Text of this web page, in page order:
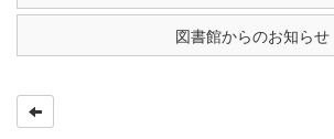
図書館からのお知らせ